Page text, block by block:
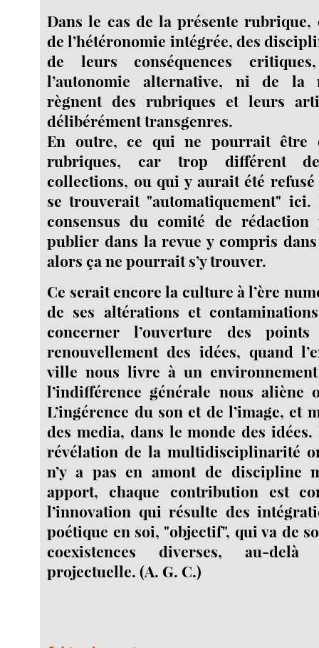
Dans le cas de la présente rubrique,
de l’hétéronomie intégrée, des
de leurs conséquences
l’autonomie alternative, ni de la
règnent des rubriques et leurs
délibérément transgenres.
En outre, ce qui ne pourrait être
rubriques, car trop différent
collections, ou qui y aurait été refusé
se trouverait "automatiquement" ici.
consensus du comité de
publier dans la revue y compris
alors ça ne pourrait s’y trouver.
Ce serait encore la culture à l’ère
de ses altérations et
concerner l’ouverture des
renouvellement des idées, quand
ville nous livre à un
l’indifférence générale nous aliène
L’ingérence du son et de l’image, et
des media, dans le monde des
révélation de la multidisciplinarité
n’y a pas en amont de discipline
apport, chaque contribution est
l’innovation qui résulte des
poétique en soi, "objectif", qui va de
coexistences diverses, au-
projectuelle. (A. G. C.)